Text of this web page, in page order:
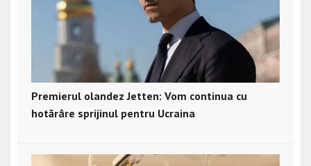
Premierul olandez Jetten: Vom continua cu
hotărâre sprijinul pentru Ucraina